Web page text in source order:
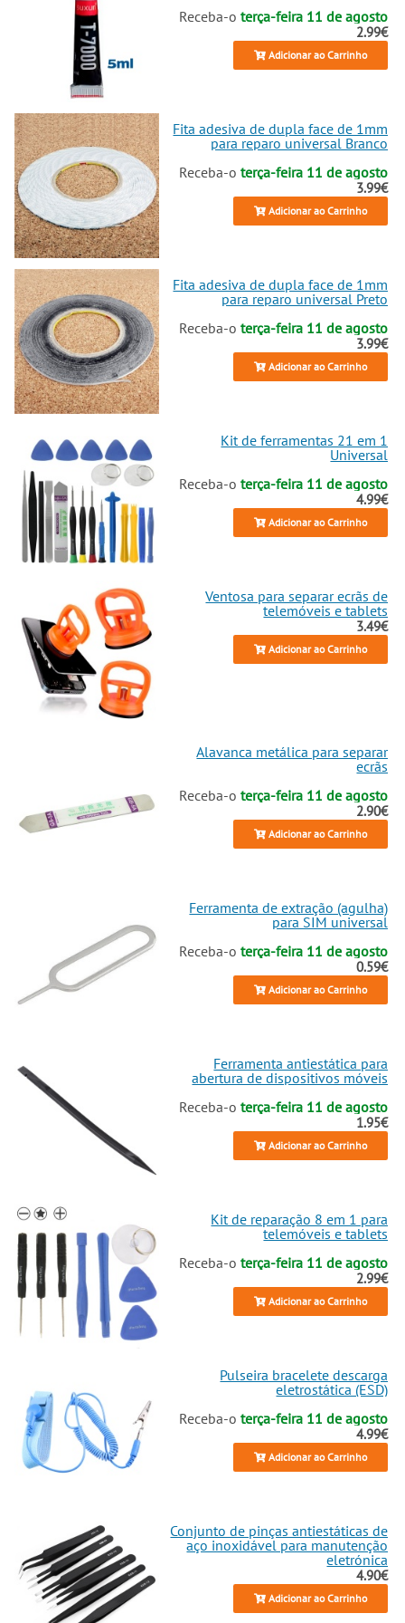
mesmo os elementos que formam
a estrutura do aparelho de 226
gramas, como a carcaça, os
nós transformamos o que parecia
ser o fim do seu equipamento
num novo começo, provando que
reparar não é apenas recuperar
uma máquina, mas sim a escolha
mais brilhante que podemos
Receba-oterça-feira 11 de agosto
2.99€
Adicionar ao Carrinho
Fita adesiva de dupla face de 1mm
para reparo universal Branco
Receba-oterça-feira 11 de agosto
3.99€
Adicionar ao Carrinho
Fita adesiva de dupla face de 1mm
para reparo universal Preto
Receba-oterça-feira 11 de agosto
3.99€
Adicionar ao Carrinho
Kit de ferramentas 21 em 1
Universal
Receba-oterça-feira 11 de agosto
4.99€
Adicionar ao Carrinho
Ventosa para separar ecrãs de
telemóveis e tablets
3.49€
Adicionar ao Carrinho
Alavanca metálica para separar
ecrãs
Receba-oterça-feira 11 de agosto
2.90€
Adicionar ao Carrinho
Ferramenta de extração (agulha)
para SIM universal
Receba-oterça-feira 11 de agosto
0.59€
Adicionar ao Carrinho
Ferramenta antiestática para
abertura de dispositivos móveis
Receba-oterça-feira 11 de agosto
1.95€
Adicionar ao Carrinho
Kit de reparação 8 em 1 para
telemóveis e tablets
Receba-oterça-feira 11 de agosto
2.99€
Adicionar ao Carrinho
Pulseira bracelete descarga
eletrostática (ESD)
Receba-oterça-feira 11 de agosto
4.99€
Adicionar ao Carrinho
Conjunto de pinças antiestáticas de
aço inoxidável para manutenção
eletrónica
4.90€
Adicionar ao Carrinho